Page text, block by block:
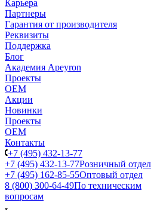
Карьера
Партнеры
Гарантия от производителя
Реквизиты
Поддержка
Блог
Академия Apeyron
Проекты
ОЕМ
Акции
Новинки
Проекты
ОЕМ
Контакты
+7 (495) 432-13-77
+7 (495) 432-13-77Розничный отдел
+7 (495) 162-85-55Оптовый отдел
8 (800) 300-64-49По техническим
вопросам